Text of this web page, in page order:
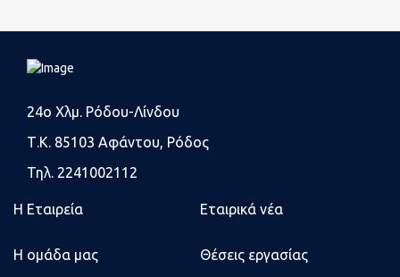
24o Χλμ. Ρόδου-Λίνδου
Τ.Κ. 85103 Αφάντου, Ρόδος
Τηλ. 2241002112
Η Εταιρεία Εταιρικά νέα
Η ομάδα μας Θέσεις εργασίας